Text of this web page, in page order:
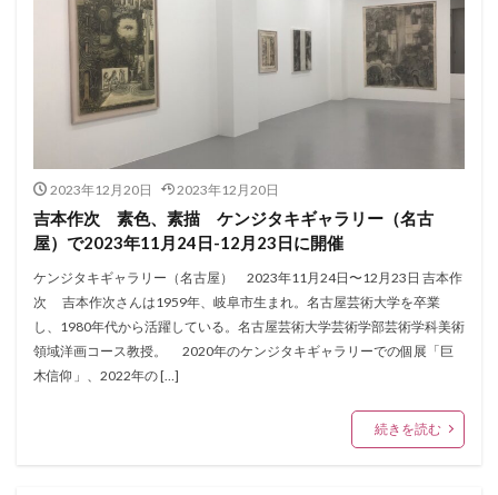
2023年12月20日 2023年12月20日
吉本作次 素色、素描 ケンジタキギャラリー（名古
屋）で2023年11月24日-12月23日に開催
ケンジタキギャラリー（名古屋） 2023年11月24日〜12月23日 吉本作
次 吉本作次さんは1959年、岐阜市生まれ。名古屋芸術大学を卒業
し、1980年代から活躍している。名古屋芸術大学芸術学部芸術学科美術
領域洋画コース教授。 2020年のケンジタキギャラリーでの個展「巨
木信仰」、2022年の […]
続きを読む